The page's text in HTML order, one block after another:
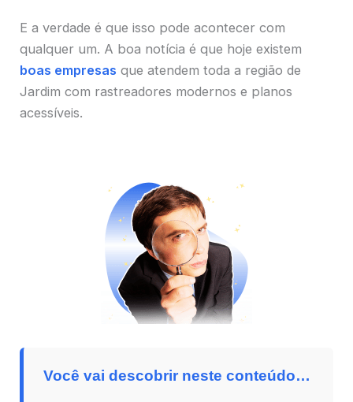
E a verdade é que isso pode acontecer com
qualquer um. A boa notícia é que hoje existem
boas empresas que atendem toda a região de
Jardim com rastreadores modernos e planos
acessíveis.
Você vai descobrir neste conteúdo…